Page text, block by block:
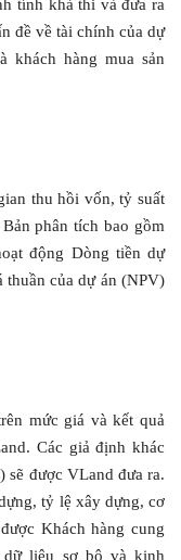
tính khả thi và đưa ra
đề về tài chính của dự
hàng mua sản
thu hồi vốn, tỷ suất
phân tích bao gồm
động Dòng tiền dự
của dự án (NPV)
mức giá và kết quả
Các giả định khác
sẽ được VLand đưa ra.
tỷ lệ xây dựng, cơ
Khách hàng cung
dữ liệu sơ bộ và kinh